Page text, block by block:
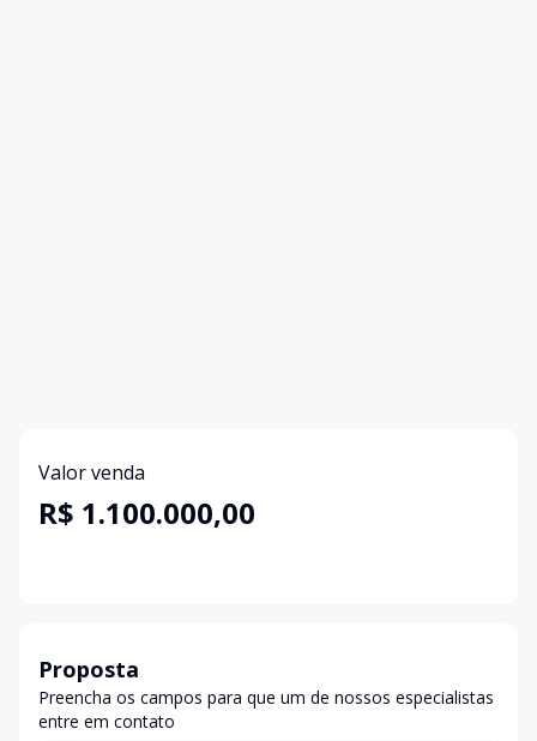
Valor venda
R$ 1.100.000,00
Proposta
Preencha os campos para que um de nossos especialistas
entre em contato